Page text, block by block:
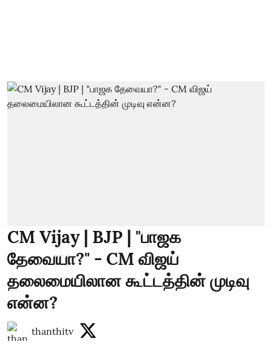
CM Vijay | BJP | "பாஜக
தேவையா?" - CM விஜய்
தலைமையிலான கூட்டத்தின் முடிவு
என்ன?
thanthitv